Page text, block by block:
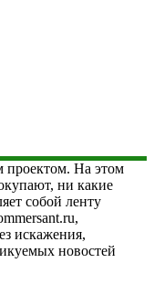
проектом. На этом
ни какие
собой ленту
искажения,
новостей